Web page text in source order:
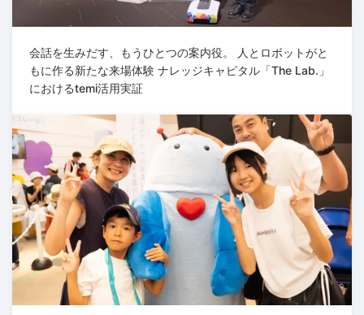
会話を生みだす、もうひとつの案内役。 人とロボットがと
もに作る新たな来場体験 ナレッジキャピタル「The Lab.」
におけるtemi活用実証